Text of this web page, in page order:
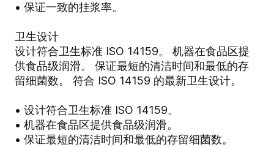
• 保证一致的挂浆率。
卫生设计
设计符合卫生标准 ISO 14159。 机器在食品区提
供食品级润滑。 保证最短的清洁时间和最低的存
留细菌数。 符合 ISO 14159 的最新卫生设计。
• 设计符合卫生标准 ISO 14159。
• 机器在食品区提供食品级润滑。
• 保证最短的清洁时间和最低的存留细菌数。